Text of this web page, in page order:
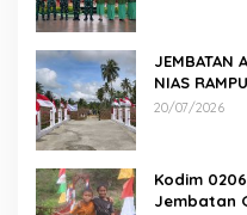
JEMBATAN
NIAS
MUDAH
20/07/2026
Kodim
Jembatan